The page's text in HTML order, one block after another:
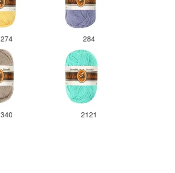
274 284
340 2121